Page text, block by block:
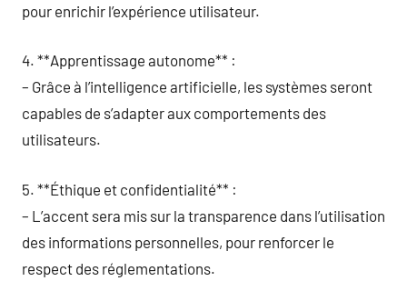
pour enrichir l’expérience utilisateur.
4. **Apprentissage autonome** :
– Grâce à l’intelligence artificielle, les systèmes seront
capables de s’adapter aux comportements des
utilisateurs.
5. **Éthique et confidentialité** :
– L’accent sera mis sur la transparence dans l’utilisation
des informations personnelles, pour renforcer le
respect des réglementations.